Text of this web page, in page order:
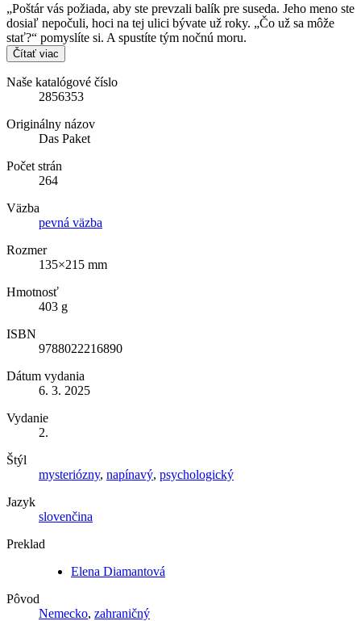
„Poštár vás požiada, aby ste prevzali balík pre suseda. Jeho meno ste
dosiaľ nepočuli, hoci na tej ulici bývate už roky. „Čo už sa môže
stať?“ pomyslíte si. A spustíte tým nočnú moru.
Čítať viac
Naše katalógové číslo
2856353
Originálny názov
Das Paket
Počet strán
264
Väzba
pevná väzba
Rozmer
135×215 mm
Hmotnosť
403 g
ISBN
9788022216890
Dátum vydania
6. 3. 2025
Vydanie
2.
Štýl
mysteriózny, napínavý, psychologický
Jazyk
slovenčina
Preklad
Elena Diamantová
Pôvod
Nemecko, zahraničný